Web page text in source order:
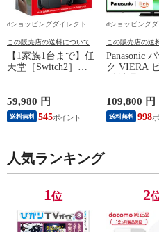
dショッピングダイレクト
この販売店の送料について
【1家族1台まで】任
天堂［Switch2］
体 BEE-S-KB6CA
59,980 円
送料無料 545
dショッピング
この販売店の送
Panasonic
ク VIERA
Youtube
送のみ 設置
先渡し】 ［
109,800 円
送料無料 998
人気ランキング
1位 2